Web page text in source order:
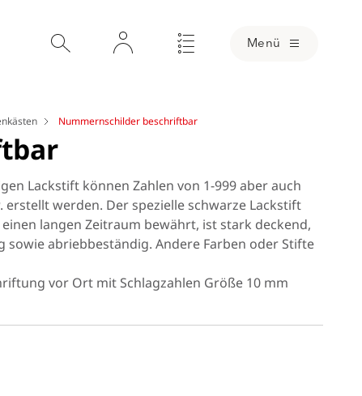
Menü
Nummernschilder beschriftbar
Lackstift können Zahlen von 1-999 aber auch
erstellt werden. Der spezielle schwarze Lackstift
langen Zeitraum bewährt, ist stark deckend,
abriebbeständig. Andere Farben oder Stifte
vor Ort mit Schlagzahlen Größe 10 mm